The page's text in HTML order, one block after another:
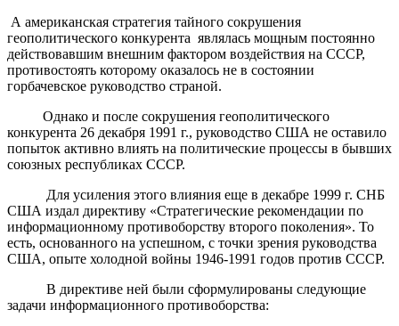
А американская стратегия тайного сокрушения
геополитического конкурента являлась мощным постоянно
действовавшим внешним фактором воздействия на СССР,
противостоять которому оказалось не в состоянии
горбачевское руководство страной.
Однако и после сокрушения геополитического
конкурента 26 декабря 1991 г., руководство США не оставило
попыток активно влиять на политические процессы в бывших
союзных республиках СССР.
Для усиления этого влияния еще в декабре 1999 г. СНБ
США издал директиву «Стратегические рекомендации по
информационному противоборству второго поколения». То
есть, основанного на успешном, с точки зрения руководства
США, опыте холодной войны 1946-1991 годов против СССР.
В директиве ней были сформулированы следующие
задачи информационного противоборства: